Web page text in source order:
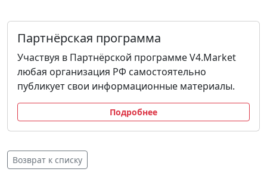
Партнёрская программа
Участвуя в Партнёрской программе V4.Market
любая организация РФ самостоятельно
публикует свои информационные материалы.
Подробнее
Возврат к списку